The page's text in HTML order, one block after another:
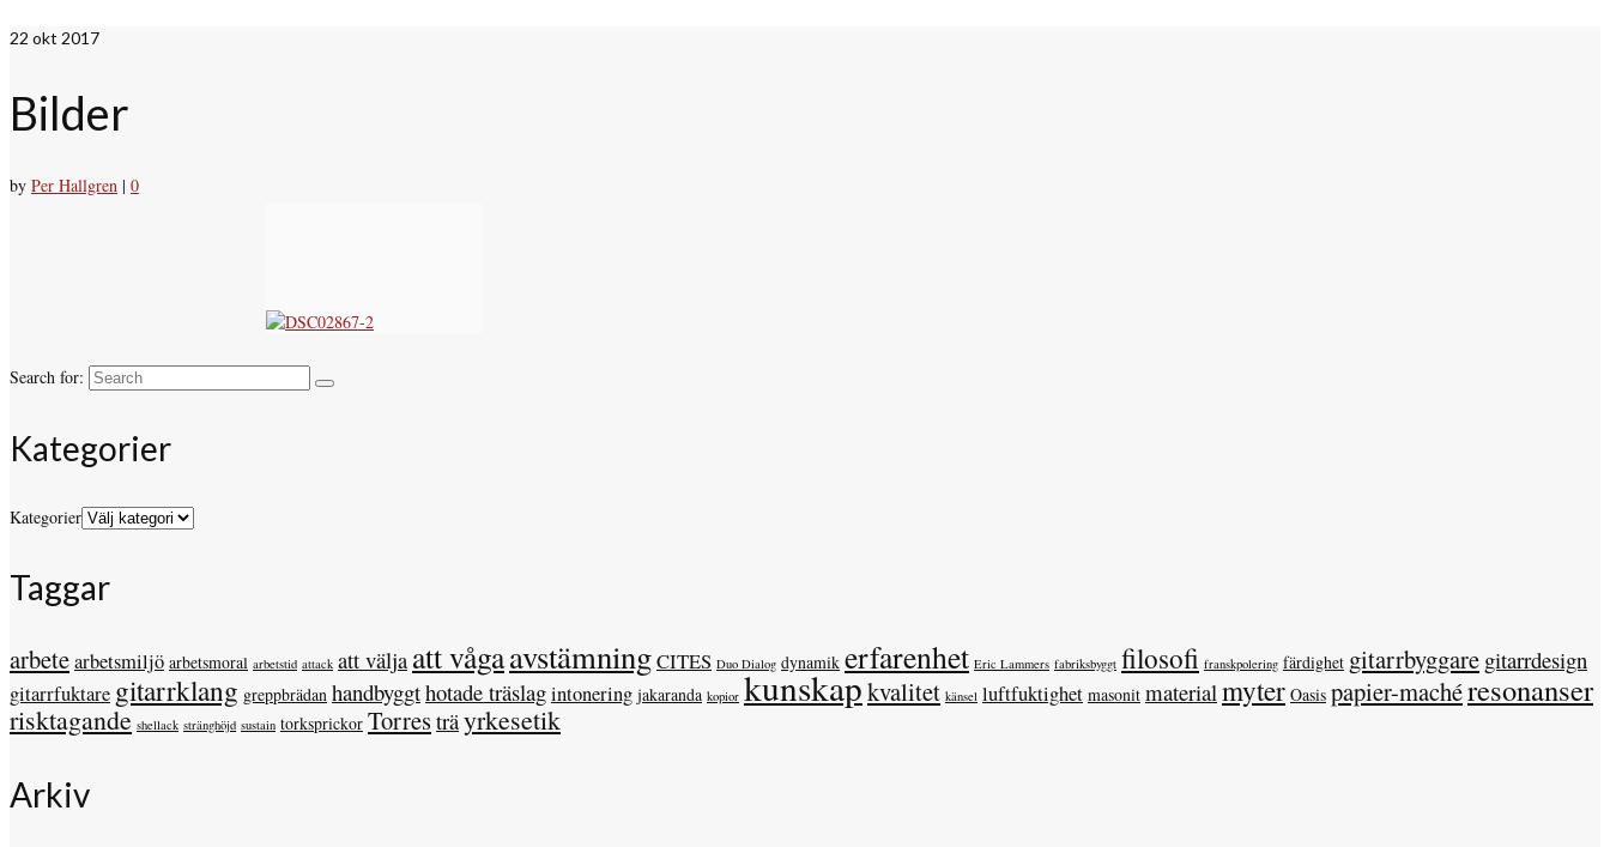
22 okt 2017
Bilder
by Per Hallgren | 0
Search for:
Kategorier
Kategorier
Taggar
arbetearbetsmiljö arbetsmoral arbetstid attack att välja att vågaavstämningCITES Duo Dialog dynamik erfarenhet Eric Lammers fabriksbyggt filosofi franskpolering färdighet gitarrbyggare gitarrdesign
gitarrfuktare gitarrklang greppbrädan handbyggthotade träslagintonering jakaranda kopior kunskapkvalitet känsel luftfuktighet masonit materialmyter Oasis papier-machéresonanser
risktagande shellack stränghöjd sustain torksprickor Torres träyrkesetik
Arkiv